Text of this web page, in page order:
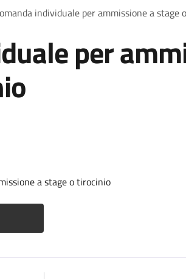
individuale per ammissione a stage
per
a stage o tirocinio